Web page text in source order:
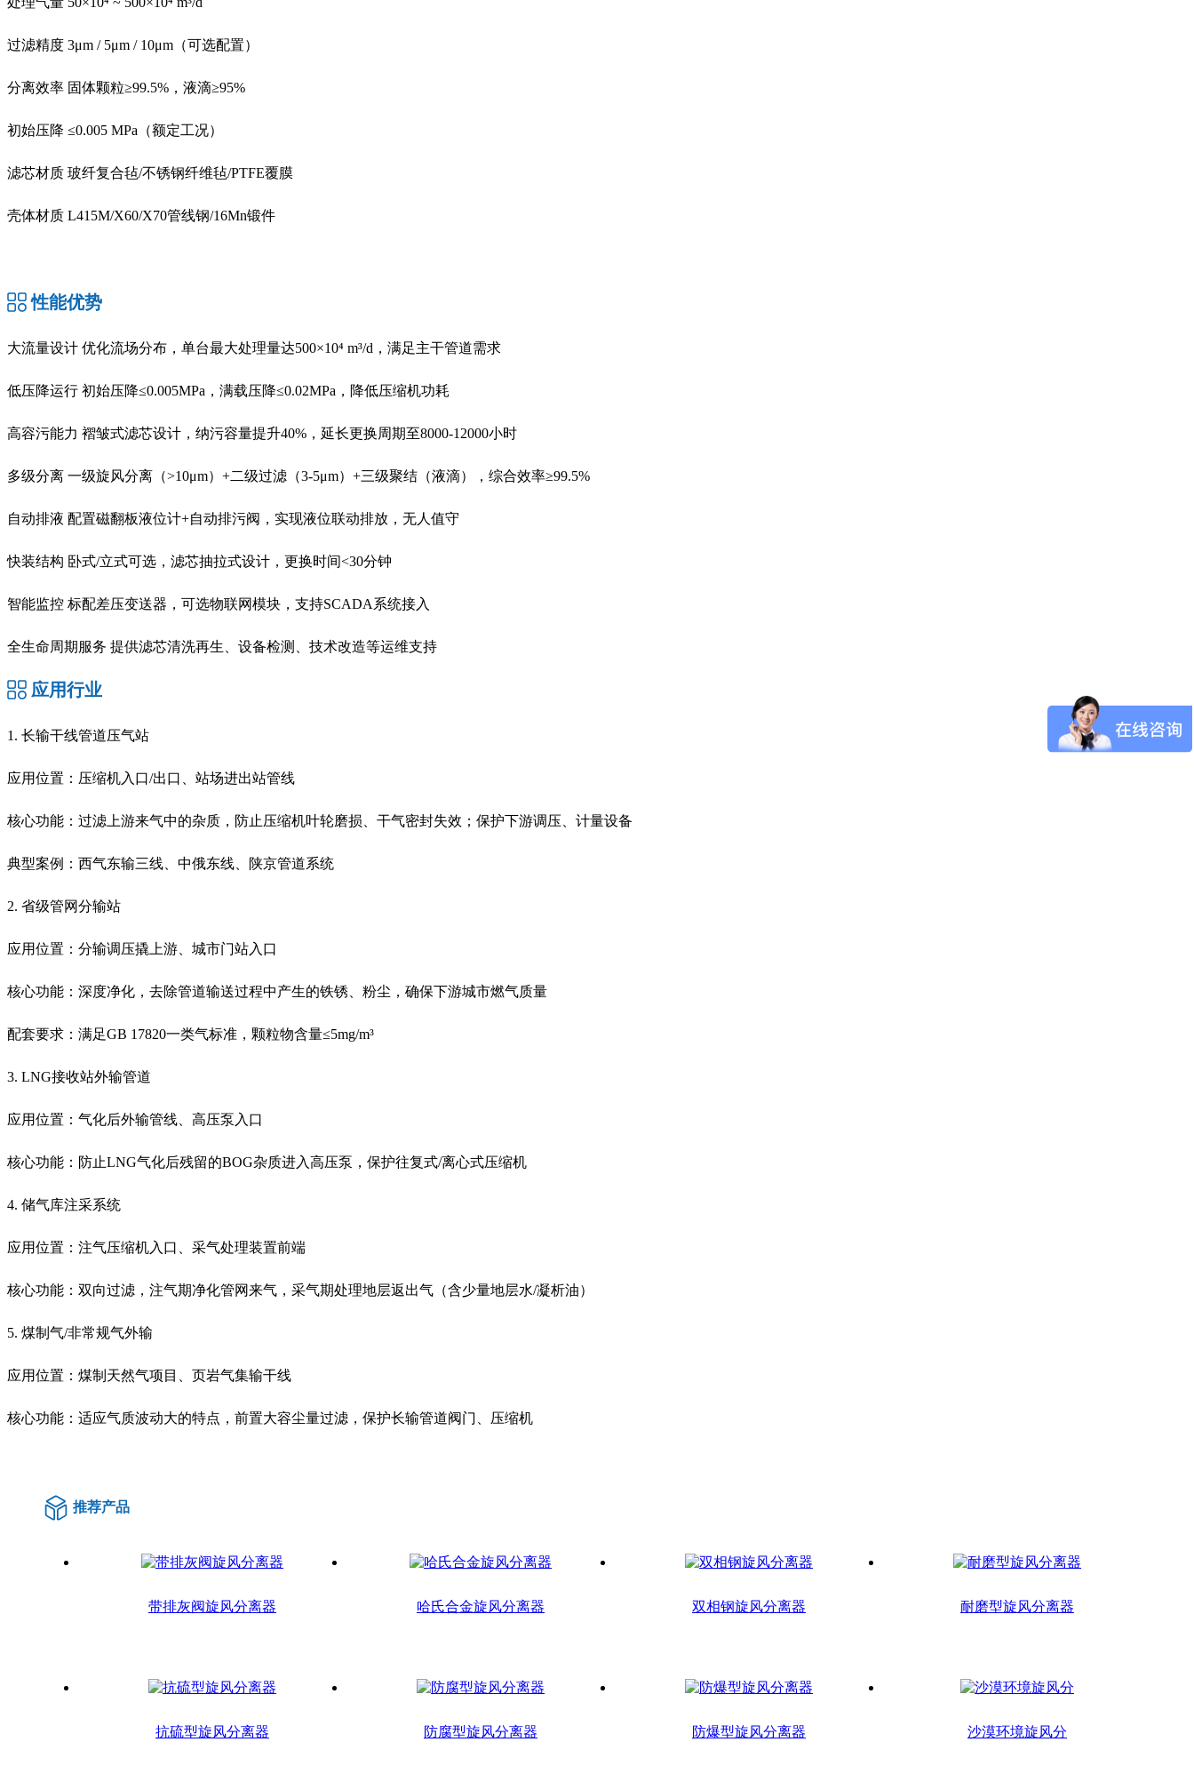
过滤精度 3μm / 5μm / 10μm（可选配置）
分离效率 固体颗粒≥99.5%，液滴≥95%
初始压降 ≤0.005 MPa（额定工况）
滤芯材质 玻纤复合毡/不锈钢纤维毡/PTFE覆膜
壳体材质 L415M/X60/X70管线钢/16Mn锻件
性能优势
大流量设计 优化流场分布，单台最大处理量达500×10⁴ m³/d，满足主干管道需求
低压降运行 初始压降≤0.005MPa，满载压降≤0.02MPa，降低压缩机功耗
高容污能力 褶皱式滤芯设计，纳污容量提升40%，延长更换周期至8000-12000小时
多级分离 一级旋风分离（>10μm）+二级过滤（3-5μm）+三级聚结（液滴），综合效率≥99.5%
自动排液 配置磁翻板液位计+自动排污阀，实现液位联动排放，无人值守
快装结构 卧式/立式可选，滤芯抽拉式设计，更换时间<30分钟
智能监控 标配差压变送器，可选物联网模块，支持SCADA系统接入
全生命周期服务 提供滤芯清洗再生、设备检测、技术改造等运维支持
应用行业
1. 长输干线管道压气站
应用位置：压缩机入口/出口、站场进出站管线
核心功能：过滤上游来气中的杂质，防止压缩机叶轮磨损、干气密封失效；保护下游调压、计量设备
典型案例：西气东输三线、中俄东线、陕京管道系统
2. 省级管网分输站
应用位置：分输调压撬上游、城市门站入口
核心功能：深度净化，去除管道输送过程中产生的铁锈、粉尘，确保下游城市燃气质量
配套要求：满足GB 17820一类气标准，颗粒物含量≤5mg/m³
3. LNG接收站外输管道
应用位置：气化后外输管线、高压泵入口
核心功能：防止LNG气化后残留的BOG杂质进入高压泵，保护往复式/离心式压缩机
4. 储气库注采系统
应用位置：注气压缩机入口、采气处理装置前端
核心功能：双向过滤，注气期净化管网来气，采气期处理地层返出气（含少量地层水/凝析油）
5. 煤制气/非常规气外输
应用位置：煤制天然气项目、页岩气集输干线
核心功能：适应气质波动大的特点，前置大容尘量过滤，保护长输管道阀门、压缩机
推荐产品
带排灰阀旋风分离器 哈氏合金旋风分离器 双相钢旋风分离器 耐磨型旋风分离器
抗硫型旋风分离器 防腐型旋风分离器 防爆型旋风分离器 沙漠环境旋风分